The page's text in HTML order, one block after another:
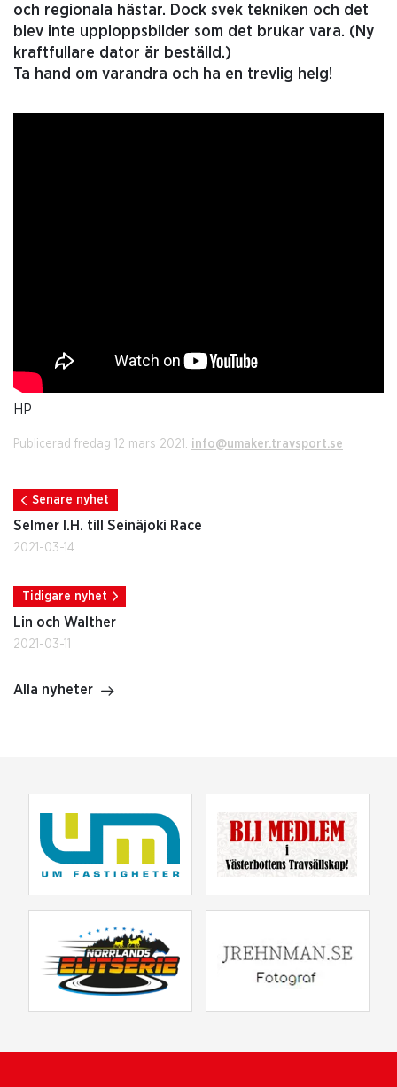
och regionala hästar. Dock svek tekniken och det
blev inte upploppsbilder som det brukar vara. (Ny
kraftfullare dator är beställd.)
Ta hand om varandra och ha en trevlig helg!
HP
Publicerad fredag 12 mars 2021. info@umaker.travsport.se
Senare nyhet
Selmer I.H. till Seinäjoki Race
2021-03-14
Tidigare nyhet
Lin och Walther
2021-03-11
Alla nyheter